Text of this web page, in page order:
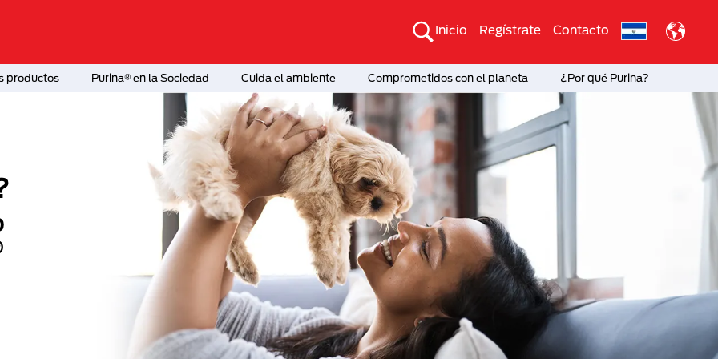
Inicio Regístrate Contacto
productos Purina® en la Sociedad Cuida el ambiente Comprometidos con el planeta ¿Por qué Purina?
la